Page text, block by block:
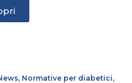
, Normative per diabetici,